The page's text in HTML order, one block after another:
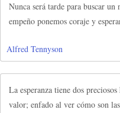
Nunca será tarde para buscar
empeño ponemos coraje y
Alfred Tennyson
La esperanza tiene dos
valor; enfado al ver cómo son